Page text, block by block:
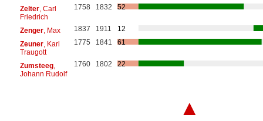
Zelter, Carl
Friedrich
1758 1832 52
Zenger, Max 1837 1911
12
Zeuner, Karl
Traugott
1775 1841 61
Zumsteeg,
Johann Rudolf
1760 1802 22
▲